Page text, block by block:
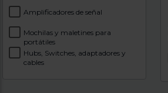
Amplificadores de señal
Mochilas y maletines para
portátiles
Hubs, Switches, adaptadores y
cables